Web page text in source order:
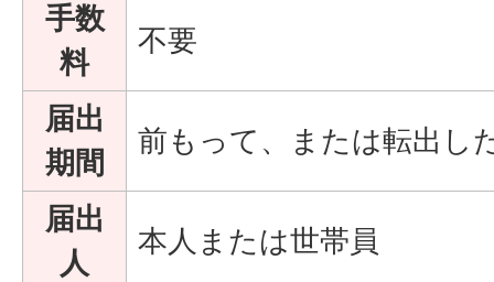
手数
料
不要
届出
期間
前もって、または転出し
届出
人
本人または世帯員